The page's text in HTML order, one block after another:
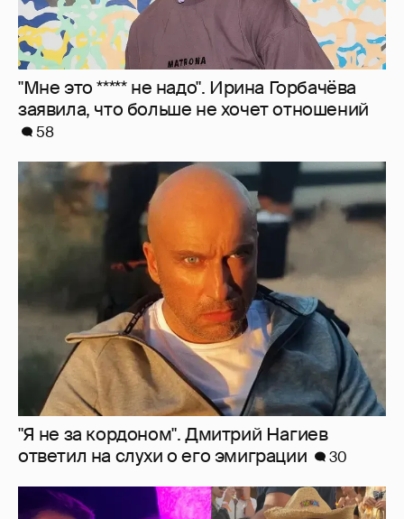
"Мне это ***** не надо". Ирина Горбачёва
заявила, что больше не хочет отношений
58
"Я не за кордоном". Дмитрий Нагиев
ответил на слухи о его эмиграции
30